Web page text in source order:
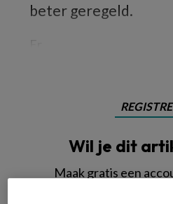
beter geregeld.
Wil je dit
Maak gratis een